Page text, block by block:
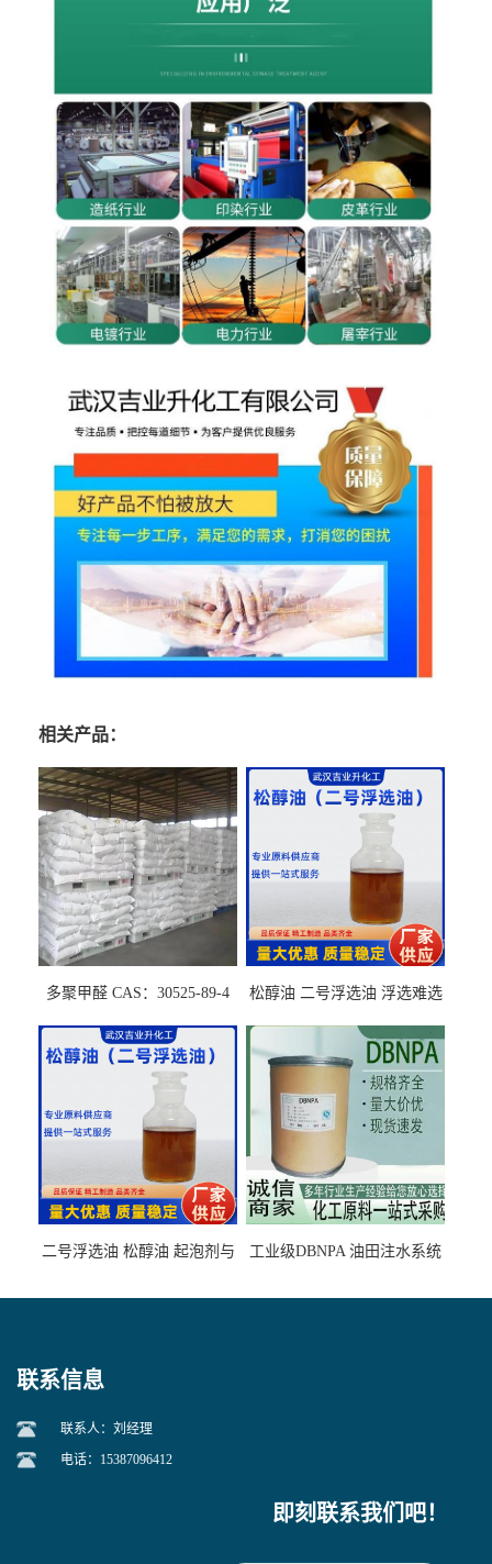
相关产品：
多聚甲醛 CAS：30525-89-4
松醇油 二号浮选油 浮选难选
石墨矿
二号浮选油 松醇油 起泡剂与
工业级DBNPA 油田注水系统
联系信息
联系人：刘经理
电话：15387096412
即刻联系我们吧！